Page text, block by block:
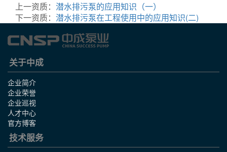
上一资质： 潜水排污泵的应用知识（一）
下一资质： 潜水排污泵在工程使用中的应用知识(二)
关于中成
企业简介
企业荣誉
企业巡视
人才中心
官方博客
技术服务